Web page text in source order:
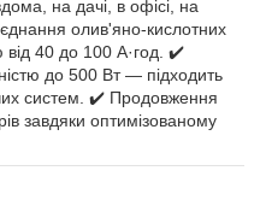
на дачі, в офісі, на
олив'яно-кислотних
від 40 до 100 А·год. ✔️
до 500 Вт — підходить
систем. ✔️ Продовження
завдяки оптимізованому